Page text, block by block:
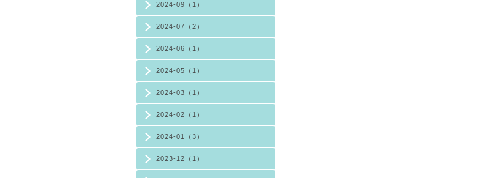
2024-09（1）
2024-07（2）
2024-06（1）
2024-05（1）
2024-03（1）
2024-02（1）
2024-01（3）
2023-12（1）